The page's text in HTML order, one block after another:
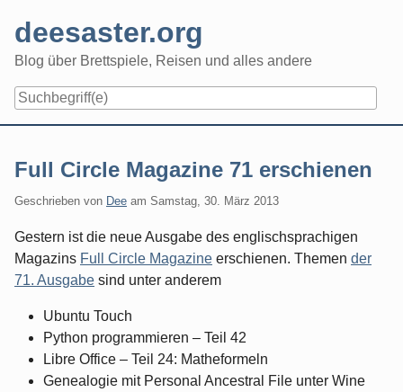
content
deesaster.org
Blog über Brettspiele, Reisen und alles andere
Full Circle Magazine 71 erschienen
Geschrieben von Dee am Samstag, 30. März 2013
Gestern ist die neue Ausgabe des englischsprachigen
Magazins Full Circle Magazine erschienen. Themen der
71. Ausgabe sind unter anderem
Ubuntu Touch
Python programmieren – Teil 42
Libre Office – Teil 24: Matheformeln
Genealogie mit Personal Ancestral File unter Wine